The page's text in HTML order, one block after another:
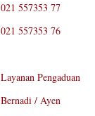
021 557353 77
021 557353 76
Layanan Pengaduan
Bernadi / Ayen